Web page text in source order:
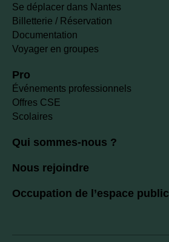
Se déplacer dans Nantes
Billetterie / Réservation
Documentation
Voyager en groupes
Pro
Événements professionnels
Offres CSE
Scolaires
Qui sommes-nous ?
Nous rejoindre
Occupation de l’espace public